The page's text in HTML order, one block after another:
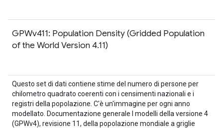
GPWv411: Population Density (Gridded Population
of the World Version 4.11)
Questo set di dati contiene stime del numero di persone per
chilometro quadrato coerenti con i censimenti nazionali e i
registri della popolazione. C'è un'immagine per ogni anno
modellato. Documentazione generale I modelli della versione 4
(GPWv4), revisione 11, della popolazione mondiale a griglie